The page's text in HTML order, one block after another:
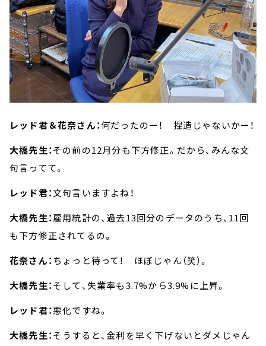
レッド君＆花奈さん：何だったのー！ 捏造じゃないかー！
大橋先生：その前の12月分も下方修正。だから、みんな文
句言ってて。
レッド君：文句言いますよね！
大橋先生：雇用統計の、過去13回分のデータのうち、11回
も下方修正されてるの。
花奈さん： ちょっと待って！ ほぼじゃん（笑）。
大橋先生：そして、失業率も3.7%から3.9%に上昇。
レッド君：悪化ですね。
大橋先生：そうすると、金利を早く下げないとダメじゃん